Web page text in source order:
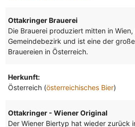
Ottakringer Brauerei
Die Brauerei produziert mitten in Wien,
Gemeindebezirk und ist eine der
Brauereien in Österreich.
Herkunft:
Österreich (österreichisches Bier)
Ottakringer - Wiener Original
Der Wiener Biertyp hat wieder zurück